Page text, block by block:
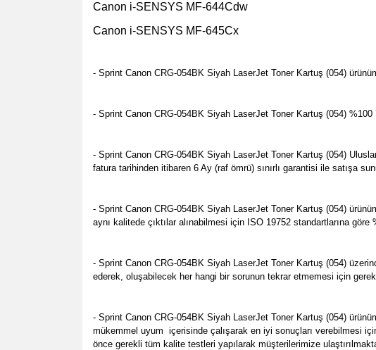
Canon i-SENSYS MF-644Cdw
Canon i-SENSYS MF-645Cx
- Sprint Canon CRG-054BK Siyah LaserJet Toner Kartuş (054)
- Sprint Canon CRG-054BK Siyah LaserJet Toner Kartuş (054)
- Sprint Canon CRG-054BK Siyah LaserJet Toner Kartuş (054)
fatura tarihinden itibaren 6 Ay (raf ömrü) sınırlı garantisi ile satışa
- Sprint Canon CRG-054BK Siyah LaserJet Toner Kartuş (054)
aynı kalitede çıktılar alınabilmesi için ISO 19752 standartlarına
- Sprint Canon CRG-054BK Siyah LaserJet Toner Kartuş (054)
ederek, oluşabilecek her hangi bir sorunun tekrar etmemesi için
- Sprint Canon CRG-054BK Siyah LaserJet Toner Kartuş (054)
mükemmel uyum içerisinde çalışarak en iyi sonuçları verebilmesi
önce gerekli tüm kalite testleri yapılarak müşterilerimize